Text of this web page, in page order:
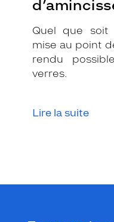
Quel que soit
mise au point
rendu
verres.
Lire la suite